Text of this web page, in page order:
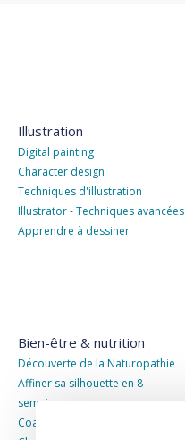
Illustration
Digital painting
Character design
Techniques d'illustration
Illustrator - Techniques avancées
Apprendre à dessiner
Bien-être & nutrition
Découverte de la Naturopathie
Affiner sa silhouette en 8
semaines
Coach nutrition minceur